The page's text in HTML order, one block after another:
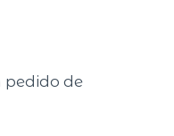
pedido de